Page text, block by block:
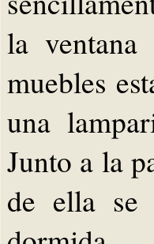
la
muebles
una
Junto a la
de ella se